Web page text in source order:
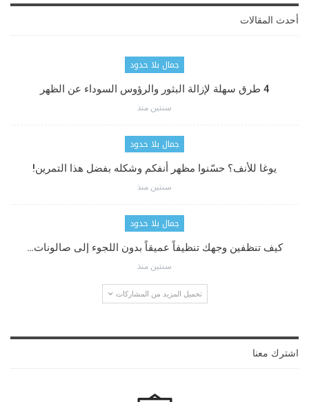
أحدث المقالات
جمال بلا حدود
4 طرق سهلة لإزالة البثور والرؤوس السوداء عن الظهر
سنتين منذ
جمال بلا حدود
يوغا للأنف؟ حسّنوا مظهر أنفكم وشكله بفضل هذا التمرين!
سنتين منذ
جمال بلا حدود
كيف تنظفين وجهك تنظيفاً عميقاً بدون اللجوء إلى صالونات…
سنتين منذ
تحميل المزيد من المشاركات
اشترك معنا